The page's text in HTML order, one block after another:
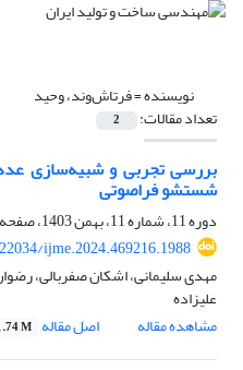
نویسنده =فرتاش‌وند، وحید
تعداد مقالات: 2
بررسی تجربی و شبیه‌سازی
شستشو فراصوتی
دوره 11، شماره 11، بهمن 1403، صفحه
ijme.2024.469216.1988
مهدی سلیمانی، اشکان صفربالی،
علیزاده
مشاهده مقاله
اصل مقاله M